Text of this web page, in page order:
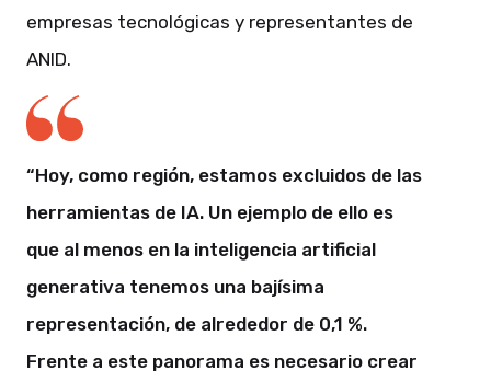
empresas tecnológicas y representantes de
ANID.
“Hoy, como región, estamos excluidos de las
herramientas de IA. Un ejemplo de ello es
que al menos en la inteligencia artificial
generativa tenemos una bajísima
representación, de alrededor de 0,1 %.
Frente a este panorama es necesario crear